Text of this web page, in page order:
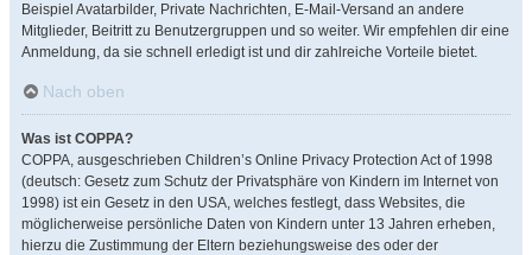
Beispiel Avatarbilder, Private Nachrichten, E-Mail-Versand an andere
Mitglieder, Beitritt zu Benutzergruppen und so weiter. Wir empfehlen dir eine
Anmeldung, da sie schnell erledigt ist und dir zahlreiche Vorteile bietet.
Nach oben
Was ist COPPA?
COPPA, ausgeschrieben Children’s Online Privacy Protection Act of 1998
(deutsch: Gesetz zum Schutz der Privatsphäre von Kindern im Internet von
1998) ist ein Gesetz in den USA, welches festlegt, dass Websites, die
möglicherweise persönliche Daten von Kindern unter 13 Jahren erheben,
hierzu die Zustimmung der Eltern beziehungsweise des oder der